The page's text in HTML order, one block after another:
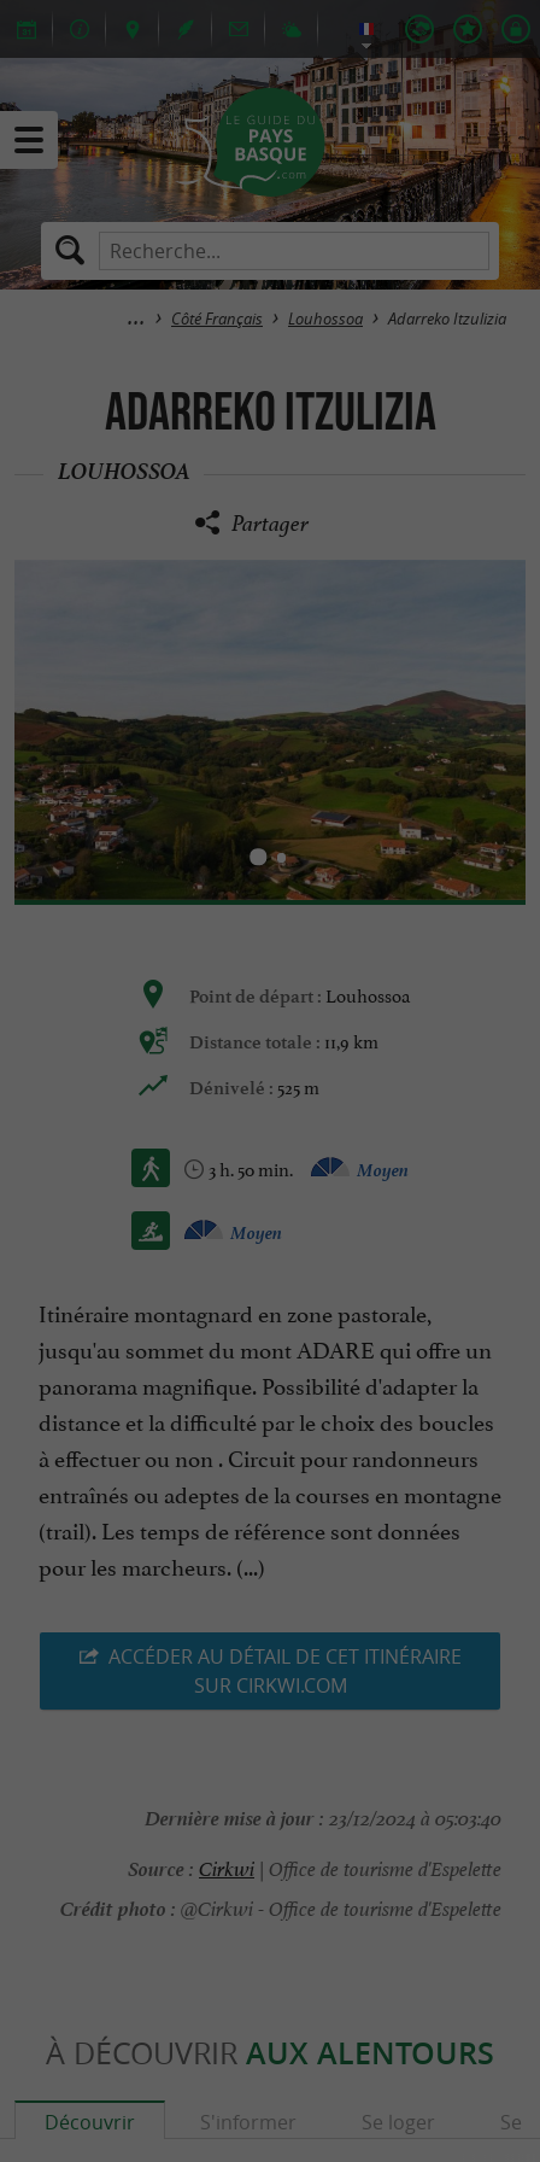
Côté Français Louhossoa Adarreko Itzulizia
Adarreko Itzulizia
LOUHOSSOA
Partager
Point de départ : Louhossoa
Distance totale : 11,9 km
Dénivelé : 525 m
3 h. 50 min. Moyen
Moyen
Itinéraire montagnard en zone pastorale,
jusqu'au sommet du mont ADARE qui offre un
panorama magnifique. Possibilité d'adapter la
distance et la difficulté par le choix des boucles
à effectuer ou non . Circuit pour randonneurs
entraînés ou adeptes de la courses en montagne
(trail). Les temps de référence sont données
pour les marcheurs. (...)
ACCÉDER AU DÉTAIL DE CET ITINÉRAIRE
SUR CIRKWI.COM
Dernière mise à jour : 23/12/2024 à 05:03:40
Source : Cirkwi | Office de tourisme d'Espelette
Crédit photo : @Cirkwi - Office de tourisme d'Espelette
À DÉCOUVRIR AUX ALENTOURS
Découvrir S'informer Se loger Se